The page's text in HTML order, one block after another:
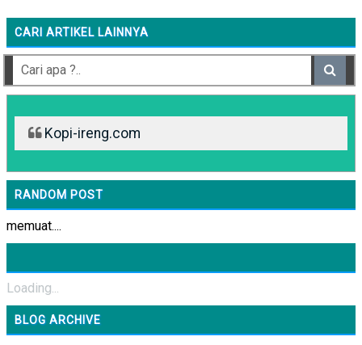
CARI ARTIKEL LAINNYA
Kopi-ireng.com
RANDOM POST
memuat....
Loading...
BLOG ARCHIVE